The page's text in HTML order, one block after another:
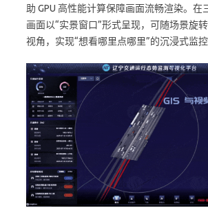
助 GPU 高性能计算保障画面流畅渲染。在
画面以“实景窗口”形式呈现，可随场景旋
视角，实现“想看哪里点哪里”的沉浸式监控